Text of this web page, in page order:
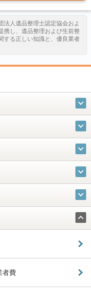
人遺品整理士認定協会およ
携し、遺品整理および生前整
する正しい知識と、優良業者
者費